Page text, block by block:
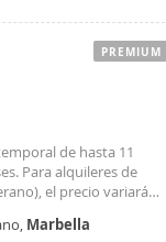
de hasta 11
Para alquileres de
el precio variará
Marbella
PREMIUM